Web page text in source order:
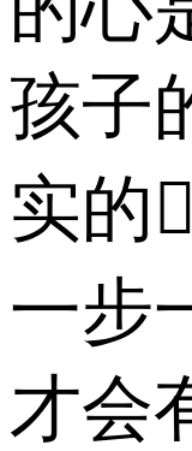
孩子
实的
一步
才会